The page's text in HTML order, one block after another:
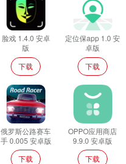
脸戏 1.4.0 安卓
版
下载
定位保app 1.0 安
卓版
下载
俄罗斯公路赛车
手 0.005 安卓版
下载
OPPO应用商店
9.9.0 安卓版
下载